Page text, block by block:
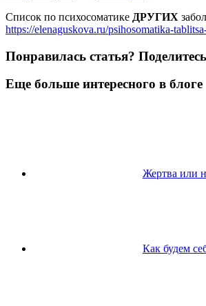
Список по психосоматике ДРУГИХ
https://elenaguskova.ru/psihosomatika-
Понравилась статья?
Еще больше интересного в блоге
Жертва или
Как будем